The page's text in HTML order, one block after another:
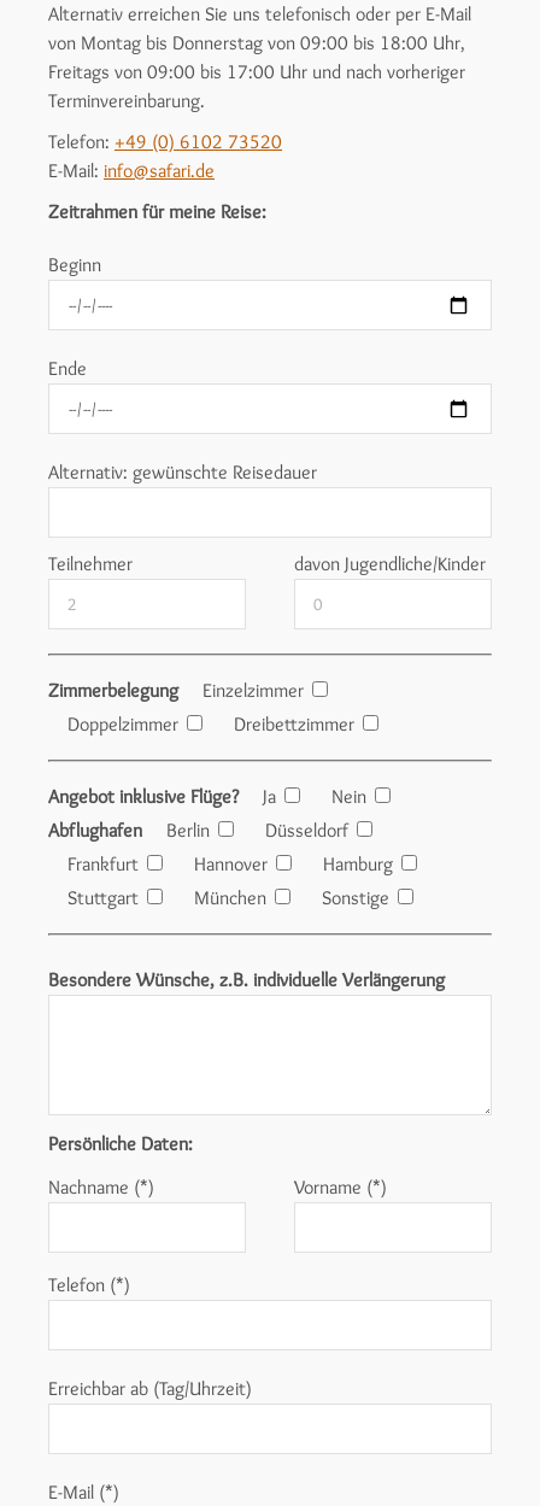
Alternativ erreichen Sie uns telefonisch oder per E-Mail
von Montag bis Donnerstag von 09:00 bis 18:00 Uhr,
Freitags von 09:00 bis 17:00 Uhr und nach vorheriger
Terminvereinbarung.
Telefon: +49 (0) 6102 73520
E-Mail: info@safari.de
Zeitrahmen für meine Reise:
Beginn
Ende
Alternativ: gewünschte Reisedauer
Teilnehmer davon Jugendliche/Kinder
Zimmerbelegung
Einzelzimmer
Doppelzimmer
Dreibettzimmer
Angebot inklusive Flüge? Ja
Nein
Abflughafen
Berlin
Düsseldorf
Frankfurt
Hannover
Hamburg
Stuttgart
München Sonstige
Besondere Wünsche, z.B. individuelle Verlängerung
Persönliche Daten:
Nachname (*)
Vorname (*)
Telefon (*)
Erreichbar ab (Tag/Uhrzeit)
E-Mail (*)